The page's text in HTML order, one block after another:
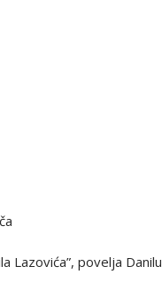
Lazovića”, povelja Danilu